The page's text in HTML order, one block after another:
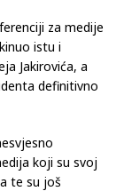
za medije
istu i
Jakirovića, a
definitivno
koji su svoj
te su još